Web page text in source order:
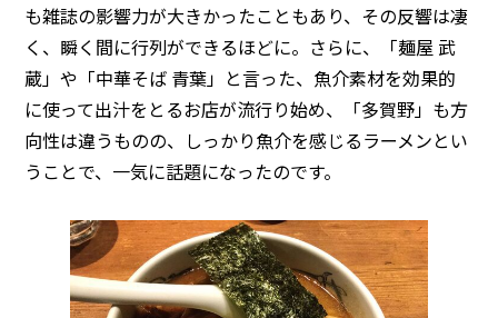
も雑誌の影響力が大きかったこともあり、その反響は凄
く、瞬く間に行列ができるほどに。さらに、「麺屋 武
蔵」や「中華そば 青葉」と言った、魚介素材を効果的
に使って出汁をとるお店が流行り始め、「多賀野」も方
向性は違うものの、しっかり魚介を感じるラーメンとい
うことで、一気に話題になったのです。